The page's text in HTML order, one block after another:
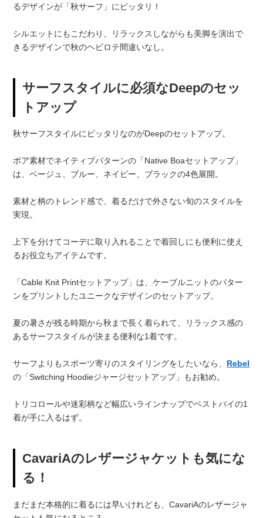
るデザインが「秋サーフ」にピッタリ！
シルエットにもこだわり、リラックスしながらも美脚を演出で
きるデザインで秋のヘビロテ間違いなし。
サーフスタイルに必須なDeepのセッ
トアップ
秋サーフスタイルにピッタリなのがDeepのセットアップ。
ボア素材でネイティブパターンの「Native Boaセットアップ」
は、ベージュ、ブルー、ネイビー、ブラックの4色展開。
素材と柄のトレンド感で、着るだけで外さない旬のスタイルを
実現。
上下を分けてコーデに取り入れることで着回しにも便利に使え
るお役立ちアイテムです。
「Cable Knit Printセットアップ」は、ケーブルニットのパター
ンをプリントしたユニークなデザインのセットアップ。
夏の暑さが残る時期から秋まで長く着られて、リラックス感の
あるサーフスタイルが決まる便利な1着です。
サーフよりもスポーツ寄りのスタイリングをしたいなら、 Rebel
の「Switching Hoodieジャージセットアップ」もお勧め。
トリコロールや迷彩柄など幅広いラインナップでベストバイの1
着が手に入るはず。
CavariAのレザージャケットも気にな
る！
まだまだ本格的に着るには早いけれども、CavariAのレザージャ